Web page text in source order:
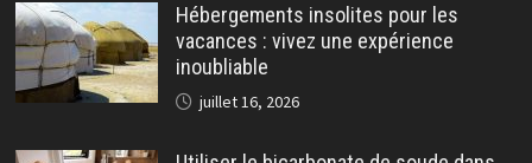
Hébergements insolites pour les
vacances : vivez une expérience
inoubliable
juillet 16, 2026